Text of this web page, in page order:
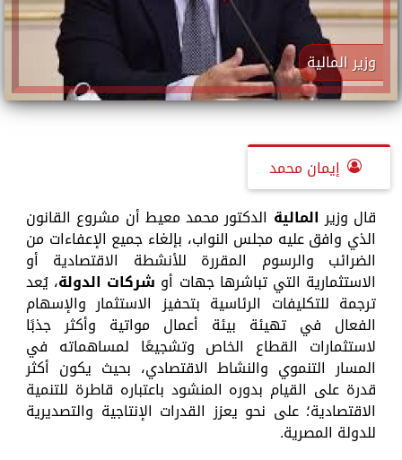
وزير المالية
إيمان محمد
قال وزير المالية الدكتور محمد معيط أن مشروع القانون
الذي وافق عليه مجلس النواب، بإلغاء جميع الإعفاءات من
الضرائب والرسوم المقررة للأنشطة الاقتصادية أو
الاستثمارية التي تباشرها جهات أو شركات الدولة، يُعد
ترجمة للتكليفات الرئاسية بتحفيز الاستثمار والإسهام
الفعال في تهيئة بيئة أعمال مواتية وأكثر جذبًا
لاستثمارات القطاع الخاص وتشجيعًا لمساهماته في
المسار التنموي والنشاط الاقتصادي، بحيث يكون أكثر
قدرة على القيام بدوره المنشود باعتباره قاطرة للتنمية
الاقتصادية؛ على نحو يعزز القدرات الإنتاجية والتصديرية
للدولة المصرية.